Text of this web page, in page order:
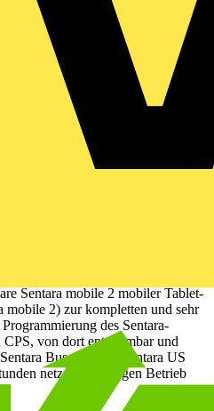
›› Telefon
DEMOVERSION TESTEN!
und Überwa- chung von
auf einem
standortübergreifende Überwa-
Störungsbesei- tigung und
für Netzwerkeinbindung mit
von Alarmen, Meldungen und
im Störungsfall sowie
zur Testauslösung,
Meldungen vielfältige Druck- und
Grafikeditor zur Integra tion
um Schnittstellen für andere
Sentara
des Lieferumfangs der mobilen
mobile 2 zusätzlich optional
einen externen PC oder Laptop
Sentara mobile 2 mobiler Tablet-
mobile 2) zur kompletten und sehr
des Sentara-
CPS, von dort entnehmbar und
Bus, z. B. an Sentara US
netzunabhängigen Betrieb